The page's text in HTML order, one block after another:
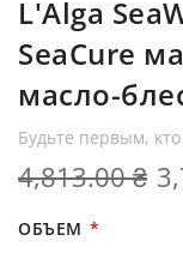
L'Alga
SeaCure
масло-
Будьте первым,
4,813.00 ₴
ОБЪЕМ